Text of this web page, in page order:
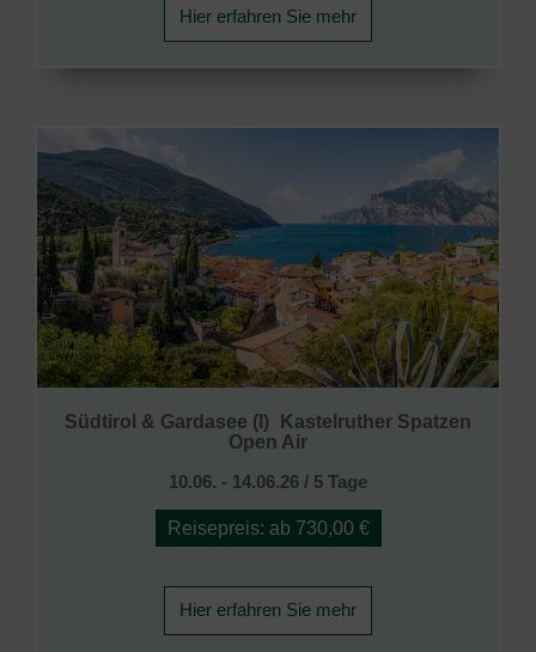
Hier erfahren Sie mehr
Südtirol & Gardasee (I)
Kastelruther Spatzen
Open Air
10.06. - 14.06.26 / 5 Tage
Reisepreis: ab 730,00 €
Hier erfahren Sie mehr